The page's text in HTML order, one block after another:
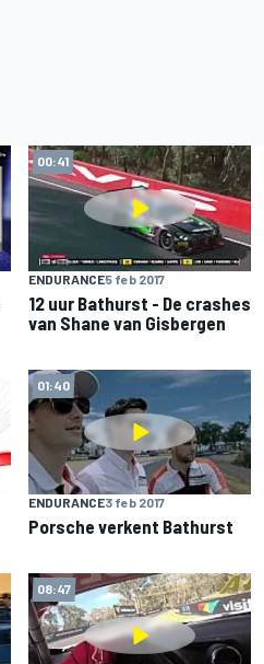
00:41
ENDURANCE5 feb 2017
12 uur Bathurst - De crashes
van Shane van Gisbergen
01:40
ENDURANCE3 feb 2017
Porsche verkent Bathurst
08:47